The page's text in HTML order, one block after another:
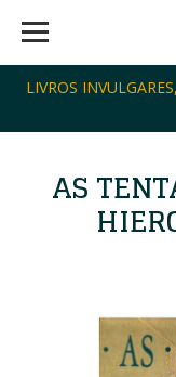
LIVROS
AS